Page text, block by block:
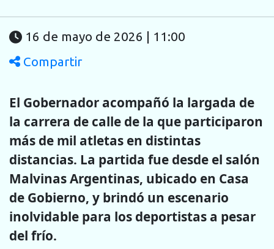
16 de mayo de 2026 | 11:00
Compartir
El Gobernador acompañó la largada de
la carrera de calle de la que participaron
más de mil atletas en distintas
distancias. La partida fue desde el salón
Malvinas Argentinas, ubicado en Casa
de Gobierno, y brindó un escenario
inolvidable para los deportistas a pesar
del frío.